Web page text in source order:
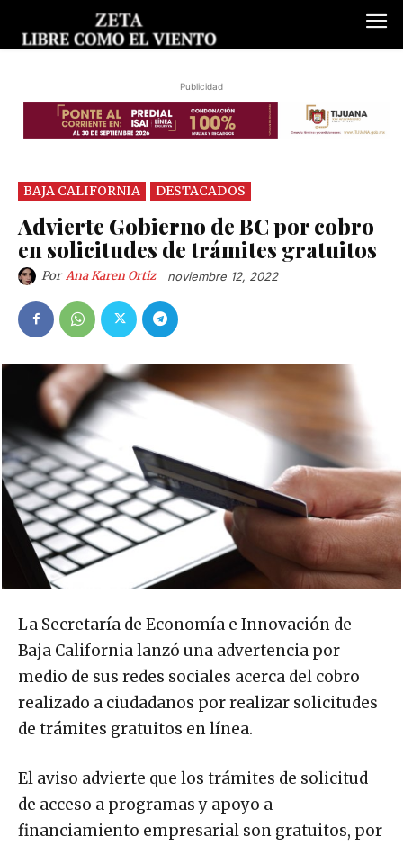
Publicidad
BAJA CALIFORNIA DESTACADOS
Advierte Gobierno de BC por cobro
en solicitudes de trámites gratuitos
Por Ana Karen Ortiz noviembre 12, 2022
La Secretaría de Economía e Innovación de
Baja California lanzó una advertencia por
medio de sus redes sociales acerca del cobro
realizado a ciudadanos por realizar solicitudes
de trámites gratuitos en línea.
El aviso advierte que los trámites de solicitud
de acceso a programas y apoyo a
financiamiento empresarial son gratuitos, por